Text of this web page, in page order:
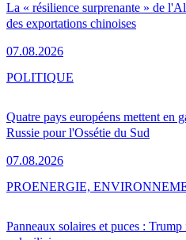
La « résilience surprenante » de
des exportations chinoises
07.08.2026
Quatre pays européens mettent en
Russie pour l'Ossétie du Sud
07.08.2026
POLITIQUE
Panneaux solaires et puces :
PROENERGIE,